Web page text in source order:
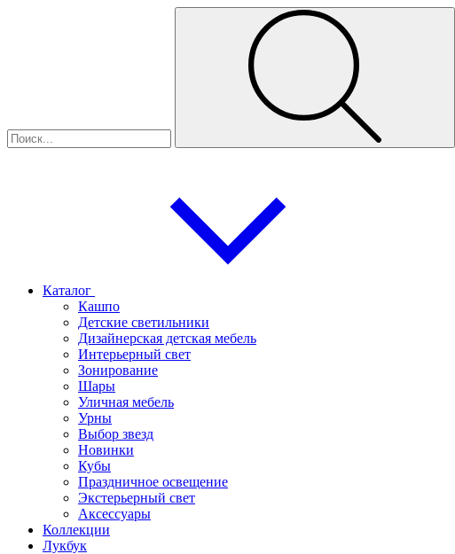
Каталог
Кашпо
Детские светильники
Дизайнерская детская мебель
Интерьерный свет
Зонирование
Шары
Уличная мебель
Урны
Выбор звезд
Новинки
Кубы
Праздничное освещение
Экстерьерный свет
Аксессуары
Коллекции
Лукбук